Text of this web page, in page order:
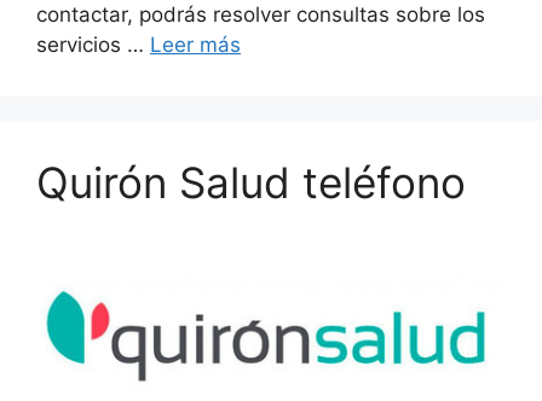
contactar, podrás resolver consultas sobre los
servicios … Leer más
Quirón Salud teléfono